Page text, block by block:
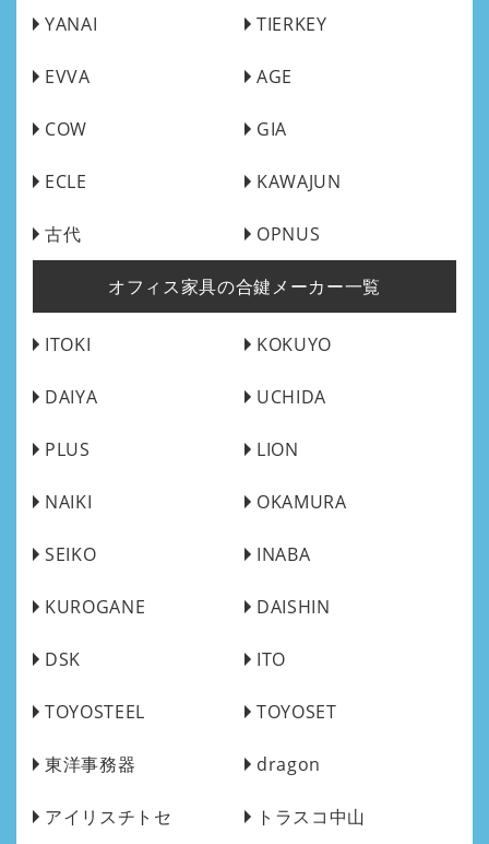
YANAI TIERKEY
EVVA AGE
COW GIA
ECLE KAWAJUN
古代 OPNUS
オフィス家具の合鍵メーカー一覧
ITOKI KOKUYO
DAIYA UCHIDA
PLUS LION
NAIKI OKAMURA
SEIKO INABA
KUROGANE DAISHIN
DSK ITO
TOYOSTEEL TOYOSET
東洋事務器 dragon
アイリスチトセ トラスコ中山